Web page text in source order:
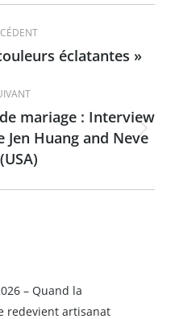
éclatantes »
mariage : Interview
Huang and Neve
– Quand la
redevient artisanat